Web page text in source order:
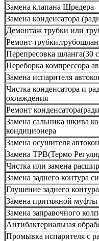
Замена клапана Шредера
Замена конденсатора
Демонтаж трубки или
Ремонт
Перепресовка шланга(30
Переборка компрессора
Замена испарителя
Чистка конденсатора и
охлаждения
Ремонт
Замена сальника шкива
кондиционера
Замена осушителя
Замена ТРВ(Термо
Чистка или замена
Замена заднего контура
Глушение заднего контура
Замена притяжной муфты
Замена заправочного
Антибактериальная
Промывка испарителя с